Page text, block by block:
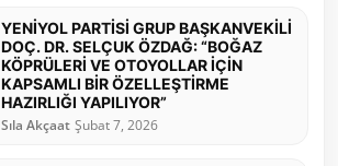
YENİYOL PARTİSİ GRUP BAŞKANVEKİLİ
DOÇ. DR. SELÇUK ÖZDAĞ: “BOĞAZ
KÖPRÜLERİ VE OTOYOLLAR İÇİN
KAPSAMLI BİR ÖZELLEŞTİRME
HAZIRLIĞI YAPILIYOR”
Sıla Akçaat Şubat 7, 2026